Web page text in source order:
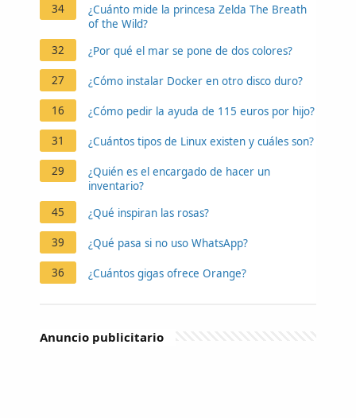
34
¿Cuánto mide la princesa Zelda The Breath
of the Wild?
32
¿Por qué el mar se pone de dos colores?
27 ¿Cómo instalar Docker en otro disco duro?
16 ¿Cómo pedir la ayuda de 115 euros por hijo?
31 ¿Cuántos tipos de Linux existen y cuáles son?
29
¿Quién es el encargado de hacer un
inventario?
45
¿Qué inspiran las rosas?
39 ¿Qué pasa si no uso WhatsApp?
36 ¿Cuántos gigas ofrece Orange?
Anuncio publicitario